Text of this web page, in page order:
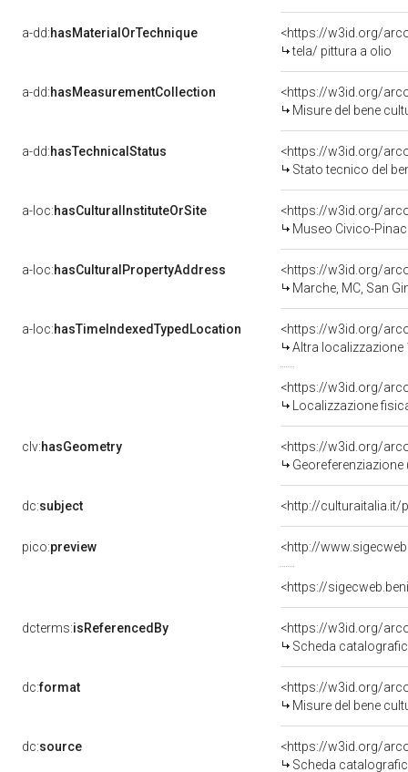
a-dd:hasMaterialOrTechnique
<https://w3id.org/
tela/ pittura a olio
a-dd:hasMeasurementCollection
<https://w3id.org/
Misure del bene
a-dd:hasTechnicalStatus
<https://w3id.org/
Stato tecnico del
a-loc:hasCulturalInstituteOrSite
<https://w3id.org/
Museo Civico-
a-loc:hasCulturalPropertyAddress
<https://w3id.org/
Marche, MC, San
a-loc:hasTimeIndexedTypedLocation
<https://w3id.org/
Altra localizzazione
<https://w3id.org/
Localizzazione
clv:hasGeometry
<https://w3id.org/
dc:subject <http://culturaitalia.it/
pico:preview <http://
<https://
dcterms:isReferencedBy
<https://w3id.org/
Scheda
dc:format
<https://w3id.org/
Misure del bene
dc:source
<https://w3id.org/
Scheda